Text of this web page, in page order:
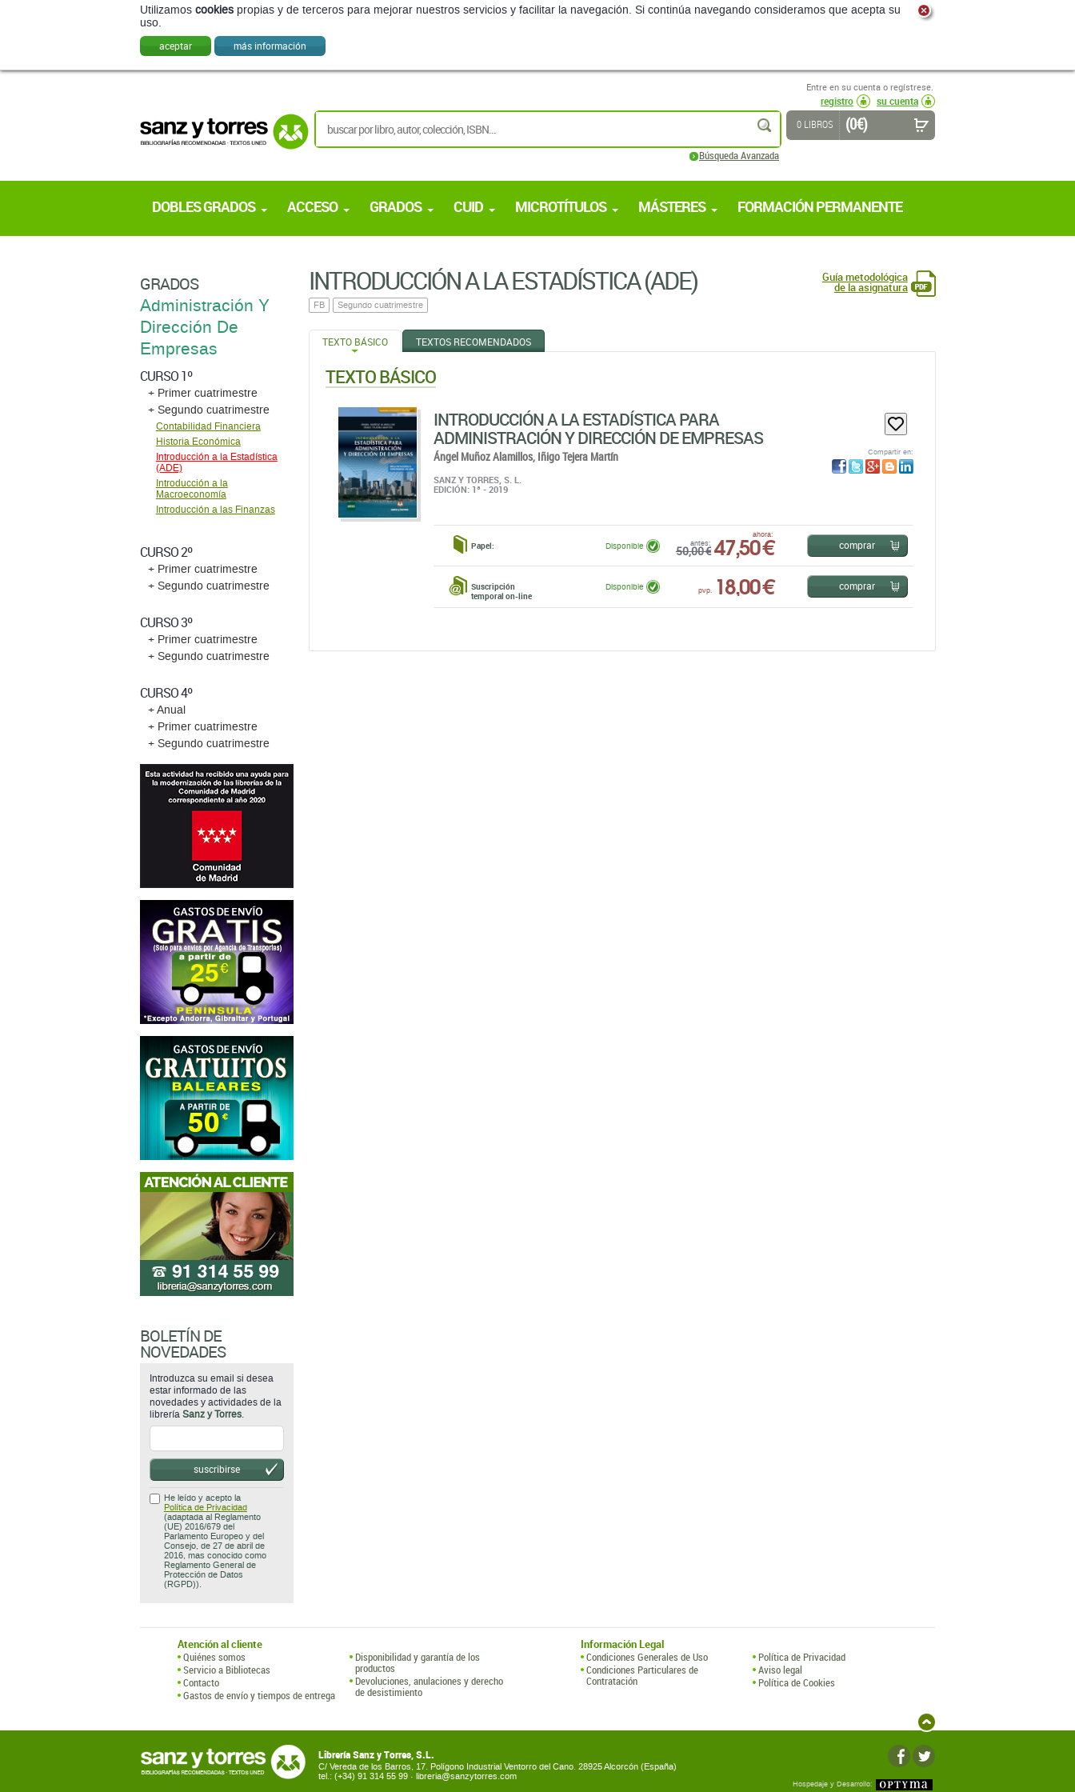
Utilizamos cookies propias y de terceros para mejorar nuestros servicios y facilitar la navegación. Si continúa navegando consideramos que acepta su
uso.
aceptar más información
Entre en su cuenta o regístrese.
registro
su cuenta
buscar
Búsqueda Avanzada
0 LIBROS (0 €)
DOBLES GRADOS ACCESO GRADOS CUID MICROTÍTULOS MÁSTERES FORMACIÓN PERMANENTE
INTRODUCCIÓN A LA ESTADÍSTICA (ADE)
FB Segundo cuatrimestre
Guía metodológica
de la asignatura
TEXTO BÁSICO TEXTOS RECOMENDADOS
TEXTO BÁSICO
INTRODUCCIÓN A LA ESTADÍSTICA PARA
ADMINISTRACIÓN Y DIRECCIÓN DE EMPRESAS
Ángel Muñoz Alamillos, Iñigo Tejera Martín
SANZ Y TORRES, S. L.
EDICIÓN: 1ª - 2019
Compartir en:
Papel: antes:
50,00 €
ahora:
47,50 €
Disponible comprar
Suscripción
temporal on-line
pvp. 18,00 €
Disponible comprar
GRADOS
Administración Y
Dirección De
Empresas
CURSO 1º
+ Primer cuatrimestre
+ Segundo cuatrimestre
Contabilidad Financiera
Historia Económica
Introducción a la Estadística
(ADE)
Introducción a la
Macroeconomía
Introducción a las Finanzas
CURSO 2º
+ Primer cuatrimestre
+ Segundo cuatrimestre
CURSO 3º
+ Primer cuatrimestre
+ Segundo cuatrimestre
CURSO 4º
+ Anual
+ Primer cuatrimestre
+ Segundo cuatrimestre
BOLETÍN DE
NOVEDADES
Introduzca su email si desea
estar informado de las
novedades y actividades de la
librería Sanz y Torres.
suscribirse
He leído y acepto la
Política de Privacidad
(adaptada al Reglamento
(UE) 2016/679 del
Parlamento Europeo y del
Consejo, de 27 de abril de
2016, mas conocido como
Reglamento General de
Protección de Datos
(RGPD)).
Atención al cliente
Quiénes somos
Servicio a Bibliotecas
Contacto
Gastos de envío y tiempos de entrega
Disponibilidad y garantía de los
productos
Devoluciones, anulaciones y derecho
de desistimiento
Información Legal
Condiciones Generales de Uso
Condiciones Particulares de
Contratación
Política de Privacidad
Aviso legal
Política de Cookies
Librería Sanz y Torres, S.L.
C/ Vereda de los Barros, 17. Polígono Industrial Ventorro del Cano. 28925 Alcorcón (España)
tel.: (+34) 91 314 55 99 · libreria@sanzytorres.com
Hospedaje y Desarrollo: